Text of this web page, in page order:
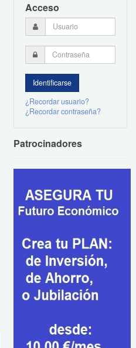
Acceso
¿Recordar usuario?
¿Recordar contraseña?
Patrocinadores